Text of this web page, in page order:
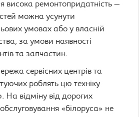
висока ремонтопридатність —
можна усунути
умовах або у власній
за умови наявності
та запчастин.
сервісних центрів та
роблять цю техніку
На відміну від дорогих
«білоруса» не